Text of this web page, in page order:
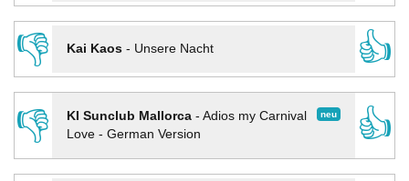
👎
Kai Kaos- Unsere Nacht
👍
👎
neu
KI Sunclub Mallorca- Adios my Carnival
Love - German Version
👍